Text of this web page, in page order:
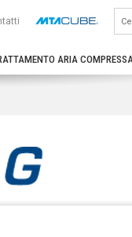
ARIA